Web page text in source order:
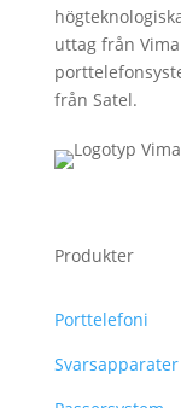
uttag från
från Satel.
Produkter
Porttelefoni
Svarsapparater